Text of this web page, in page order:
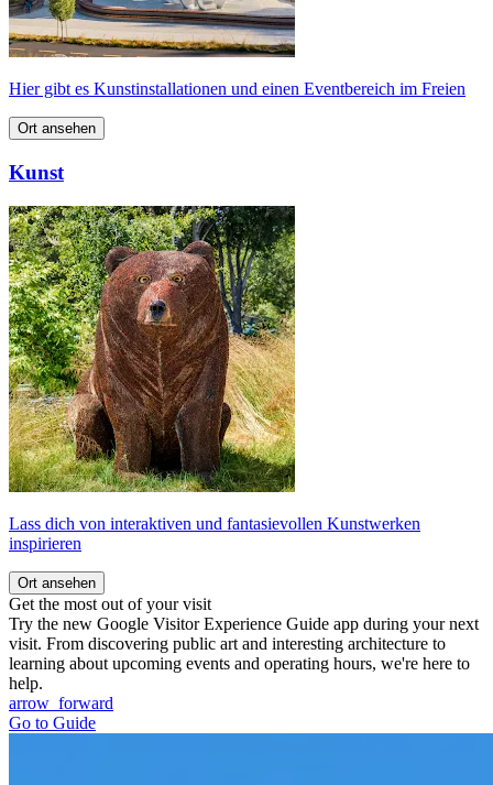
Hier gibt es Kunstinstallationen und einen Eventbereich im Freien
Ort ansehen
Kunst
Lass dich von interaktiven und fantasievollen Kunstwerken
inspirieren
Ort ansehen
Get the most out of your visit
Try the new Google Visitor Experience Guide app during your next
visit. From discovering public art and interesting architecture to
learning about upcoming events and operating hours, we're here to
help.
arrow_forward
Go to Guide